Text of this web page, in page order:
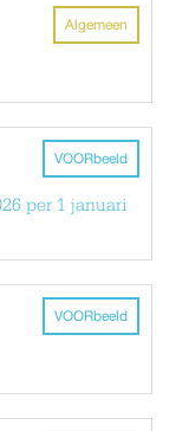
Algemeen
VOORbeeld
per 1 januari
VOORbeeld